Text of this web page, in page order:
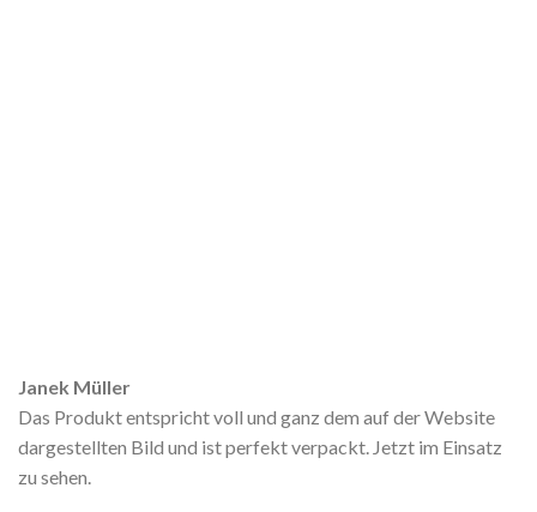
Janek Müller
Das Produkt entspricht voll und ganz dem auf der Website
dargestellten Bild und ist perfekt verpackt. Jetzt im Einsatz
zu sehen.